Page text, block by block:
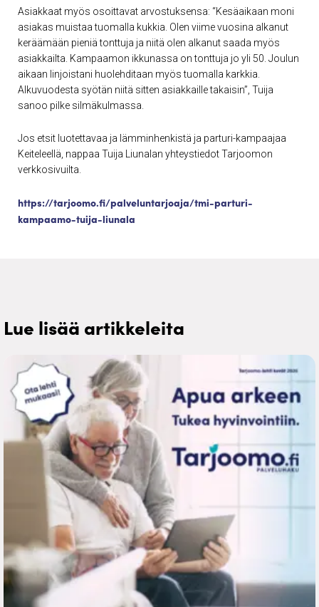
Asiakkaat myös osoittavat arvostuksensa: “Kesäaikaan moni
asiakas muistaa tuomalla kukkia. Olen viime vuosina alkanut
keräämään pieniä tonttuja ja niitä olen alkanut saada myös
asiakkailta. Kampaamon ikkunassa on tonttuja jo yli 50. Joulun
aikaan linjoistani huolehditaan myös tuomalla karkkia.
Alkuvuodesta syötän niitä sitten asiakkaille takaisin”, Tuija
sanoo pilke silmäkulmassa.
Jos etsit luotettavaa ja lämminhenkistä ja parturi-kampaajaa
Keiteleellä, nappaa Tuija Liunalan yhteystiedot Tarjoomon
verkkosivuilta.
https://tarjoomo.fi/palveluntarjoaja/tmi-parturi-
kampaamo-tuija-liunala
Lue lisää artikkeleita